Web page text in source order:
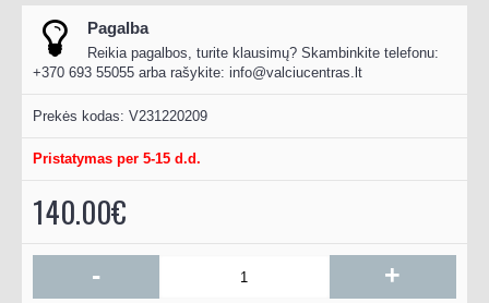
Pagalba
Reikia pagalbos, turite klausimų? Skambinkite telefonu:
+370 693 55055 arba rašykite: info@valciucentras.lt
Prekės kodas: V231220209
Pristatymas per 5-15 d.d.
140.00€
- +